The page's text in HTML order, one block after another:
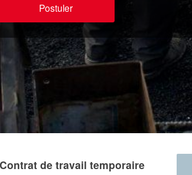
Postuler
de travail temporaire